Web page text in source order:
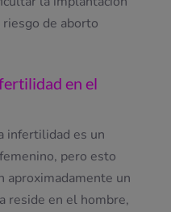
de aborto
en el
infertilidad es un
pero esto
aproximadamente un
reside en el hombre,